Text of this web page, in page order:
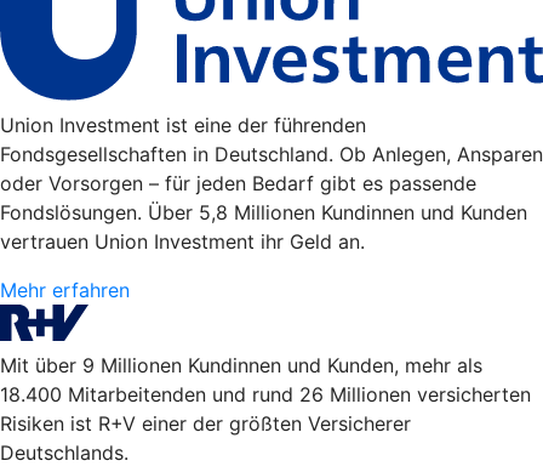
Union Investment ist eine der führenden
Fondsgesellschaften in Deutschland. Ob Anlegen, Ansparen
oder Vorsorgen – für jeden Bedarf gibt es passende
Fondslösungen. Über 5,8 Millionen Kundinnen und Kunden
vertrauen Union Investment ihr Geld an.
Mehr erfahren
Mit über 9 Millionen Kundinnen und Kunden, mehr als
18.400 Mitarbeitenden und rund 26 Millionen versicherten
Risiken ist R+V einer der größten Versicherer
Deutschlands.